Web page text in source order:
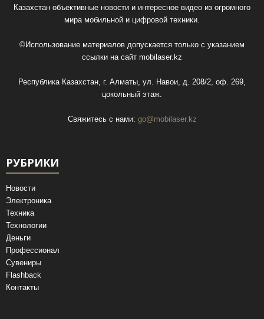
Казахстан объективные новости и интересное видео из огромного
мира мобильной и цифровой техники.
©Использование материалов допускается только с указанием
ссылки на сайт mobilaser.kz
Республика Казахстан, г. Алматы, ул. Навои, д. 208/2, оф. 269,
цокольный этаж.
Свяжитесь с нами: go@mobilaser.kz
РУБРИКИ
Новости
Электроника
Техника
Технологии
Деньги
Профессионал
Сувениры
Flashback
Контакты